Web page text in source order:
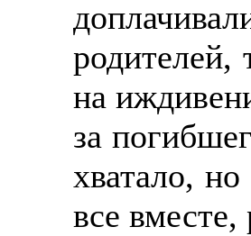
родителей,
на
за
хватало,
все